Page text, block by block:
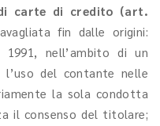
carte di credito (art.
fin dalle origini:
nell’ambito di un
del contante nelle
la sola condotta
il consenso del titolare;